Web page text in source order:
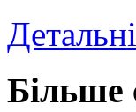
Більше